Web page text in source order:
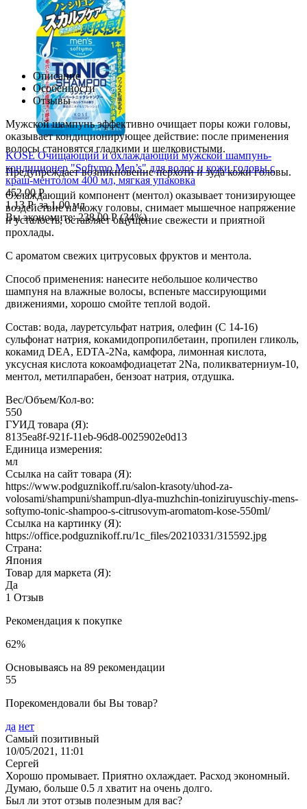
KOSE Очищающий и охлаждающий мужской шампунь-
кондиционер "Softymo Men’s" для волос и кожи головы с
краш-ментолом 400 мл, мягкая упаковка
452.00 Р
1.13 Рза 1.00 мл
Вы экономите:238.00 Р(34%)
Описание
Особенности
Отзывы
Мужской шампунь эффективно очищает поры кожи головы,
оказывает кондиционирующее действие: после применения
волосы становятся гладкими и шелковистыми.
Предупреждает возникновение перхоти и зуда кожи головы.
Охлаждающий компонент (ментол) оказывает тонизирующее
воздействие на кожу головы, снимает мышечное напряжение
и усталость, оставляет ощущение свежести и приятной
прохлады.
С ароматом свежих цитрусовых фруктов и ментола.
Способ применения: нанесите небольшое количество
шампуня на влажные волосы, вспеньте массирующими
движениями, хорошо смойте теплой водой.
Состав: вода, лауретсульфат натрия, олефин (С 14-16)
сульфонат натрия, кокамидопропилбетаин, пропилен гликоль,
кокамид DEA, EDTA-2Na, камфора, лимонная кислота,
уксусная кислота кокоамфодиацетат 2Na, поликватерниум-10,
ментол, метилпарабен, бензоат натрия, отдушка.
Вес/Объем/Кол-во:
550
ГУИД товара (Я):
8135ea8f-921f-11eb-96d8-0025902e0d13
Единица измерения:
мл
Ссылка на сайт товара (Я):
https://www.podguznikoff.ru/salon-krasoty/uhod-za-
volosami/shampuni/shampun-dlya-muzhchin-toniziruyuschiy-mens-
softymo-tonic-shampoo-s-citrusovym-aromatom-kose-550ml/
Ссылка на картинку (Я):
https://office.podguznikoff.ru/1c_files/20210331/315592.jpg
Страна:
Япония
Товар для маркета (Я):
Да
1 Отзыв
Рекомендация к покупке
62%
Основываясь на 89 рекомендации
55
Порекомендовали бы Вы товар?
да нет
Самый позитивный
10/05/2021, 11:01
Сергей
Хорошо промывает. Приятно охлаждает. Расход экономный.
Думаю, больше 0.5 л хватит на очень долго.
Был ли этот отзыв полезным для вас?